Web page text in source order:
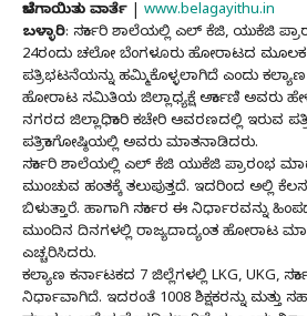
ಬೆಳಗಾಯಿತು ವಾರ್ತೆ
www.belagayithu.in
ಬಳ್ಳಾರಿ: ಸರ್ಕಾರಿ ಶಾಲೆಯಲ್ಲಿ ಎಲ್ ಕೆಜಿ, ಯುಕೆಜಿ
24ರಂದು ಚಲೋ ಬೆಂಗಳೂರು ಹೋರಾಟದ ಮೂಲಕ
ಪತ್ರಿಭಟನೆಯನ್ನು ಹಮ್ಮಿಕೊಳ್ಳಲಾಗಿದೆ ಎಂದು
ಹೋರಾಟ ಸಮಿತಿಯ ಜಿಲ್ಲಾಧ್ಯಕ್ಷೆ ಅರ್ಕಾಣಿ ಅವರು
ನಗರದ ಜಿಲ್ಲಾಧಿಕಾರಿ ಕಚೇರಿ ಆವರಣದಲ್ಲಿ ಇರುವ
ಪತ್ರಿಕಾಗೋಷ್ಠಿಯಲ್ಲಿ ಅವರು ಮಾತನಾಡಿದರು.
ಸರ್ಕಾರಿ ಶಾಲೆಯಲ್ಲಿ ಎಲ್ ಕೆಜಿ ಯುಕೆಜಿ ಪ್ರಾರಂಭ
ಮುಂಚುವ ಹಂತಕ್ಕೆ ತಲುಪುತ್ತದೆ. ಇದರಿಂದ ಅಲ್ಲಿ
ಬಿಳುತ್ತಾರೆ. ಹಾಗಾಗಿ ಸರ್ಕಾರ ಈ ನಿರ್ಧಾರವನ್ನು
ಮುಂದಿನ ದಿನಗಳಲ್ಲಿ ರಾಜ್ಯದಾದ್ಯಂತ ಹೋರಾಟ
ಎಚ್ಚರಿಸಿದರು.
ಕಲ್ಯಾಣ ಕರ್ನಾಟಕದ 7 ಜಿಲ್ಲೆಗಳಲ್ಲಿ LKG, UKG,
ನಿರ್ಧಾವಾಗಿದೆ. ಇದರಂತೆ 1008 ಶಿಕ್ಷಕರನ್ನು ಮತ್ತು